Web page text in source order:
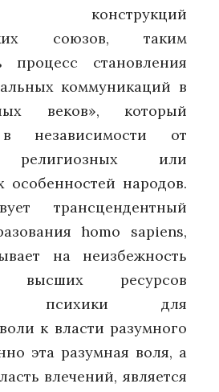
конструкций
союзов, таким
процесс становления
коммуникаций в
веков», который
независимости от
религиозных или
особенностей народов.
трансцендентный
homo sapiens,
на неизбежность
высших ресурсов
психики для
к власти разумного
эта разумная воля, а
влечений, является